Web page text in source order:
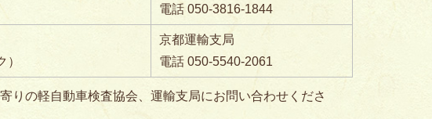
電話 050-3816-1844
京都運輸支局
電話 050-5540-2061
りの軽自動車検査協会、運輸支局にお問い合わせくださ